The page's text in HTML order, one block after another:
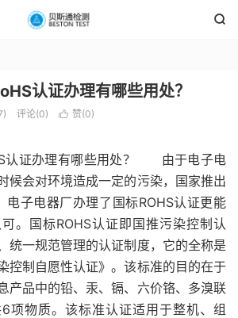

认证办理有哪些用处？
评论(0)  赞(0)
认证办理有哪些用处？ 由于电子电
候会对环境造成一定的污染，国家推出
电子电器厂办理了国标ROHS认证更能
。国标ROHS认证即国推污染控制认
统一规范管理的认证制度，它的全称是
控制自愿性认证》。该标准的目的在于
产品中的铅、汞、镉、六价铬、多溴联
项物质。该标准认证适用于整机、组